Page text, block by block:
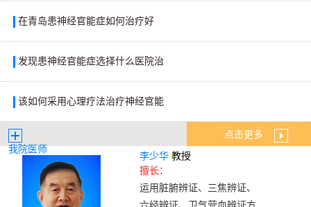
在青岛患神经官能症如何治疗好
发现患神经官能症选择什么医院治
该如何采用心理疗法治疗神经官能
我院医师
点击更多
李少华 教授
擅长：
运用脏腑辨证、三焦辨证、
六经辨证、卫气营血辨证方